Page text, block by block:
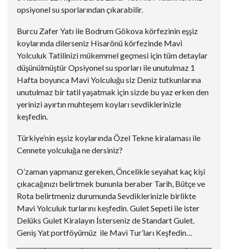
opsiyonel su sporlarından çıkarabilir.
Burcu Zafer Yatı ile Bodrum Gökova körfezinin eşşiz
koylarında dilerseniz Hisarönü körfezinde Mavi
Yolculuk Tatilinizi mükemmel geçmesi için tüm detaylar
düşünülmüştür Opsiyonel su sporları ile unutulmaz 1
Hafta boyunca Mavi Yolculuğu siz Deniz tutkunlarına
unutulmaz bir tatil yaşatmak için sizde bu yaz erken den
yerinizi ayırtın muhteşem koyları sevdiklerinizle
keşfedin.
Türkiye’nin eşsiz koylarında Özel Tekne kiralaması ile
Cennete yolculuğa ne dersiniz?
O’zaman yapmanız gereken, Öncelikle seyahat kaç kişi
çıkacağınızı belirtmek bununla beraber Tarih, Bütçe ve
Rota belirtmeniz durumunda Sevdiklerinizle birlikte
Mavi Yolculuk turlarını keşfedin. Gulet Sepeti ile ister
Delüks Gulet Kiralayın İsterseniz de Standart Gulet.
Geniş Yat portföyümüz ile Mavi Tur’ları Keşfedin…